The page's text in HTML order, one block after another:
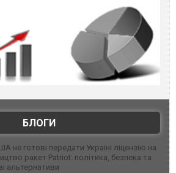
БЛОГИ
не готові передати Україні ліцензію на
ракет Patriot: політика, безпека та
альтернативи